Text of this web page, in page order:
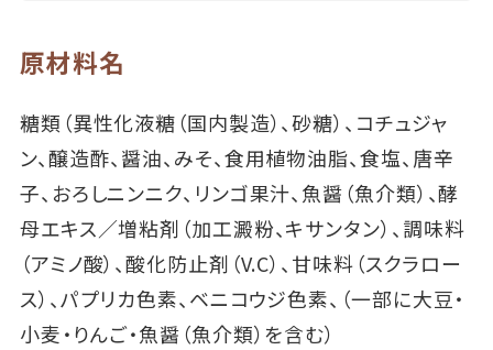
原材料名
糖類（異性化液糖（国内製造）、砂糖）、コチュジャ
ン、醸造酢、醤油、みそ、食用植物油脂、食塩、唐辛
子、おろしニンニク、リンゴ果汁、魚醤（魚介類）、酵
母エキス／増粘剤（加工澱粉、キサンタン）、調味料
（アミノ酸）、酸化防止剤（V.C）、甘味料（スクラロー
ス）、パプリカ色素、ベニコウジ色素、（一部に大豆・
小麦・りんご・魚醤（魚介類）を含む）